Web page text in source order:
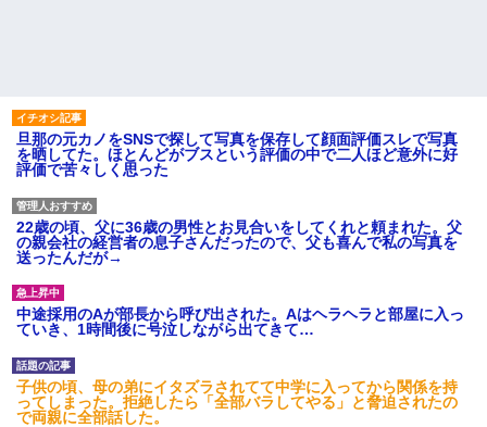
旦那の元カノをSNSで探して写真を保存して顔面評価スレで写真
を晒してた。ほとんどがブスという評価の中で二人ほど意外に好
評価で苦々しく思った
22歳の頃、父に36歳の男性とお見合いをしてくれと頼まれた。父
の親会社の経営者の息子さんだったので、父も喜んで私の写真を
送ったんだが→
中途採用のAが部長から呼び出された。Aはヘラヘラと部屋に入っ
ていき、1時間後に号泣しながら出てきて…
子供の頃、母の弟にイタズラされてて中学に入ってから関係を持
ってしまった。拒絶したら「全部バラしてやる」と脅迫されたの
で両親に全部話した。